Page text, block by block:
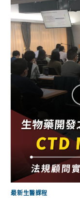
最新生醫課程